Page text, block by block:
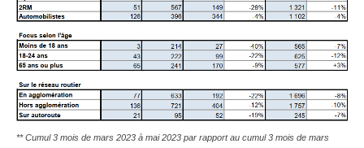
** Cumul 3 mois de mars 2023 à mai 2023 par rapport au cumul 3 mois de mars